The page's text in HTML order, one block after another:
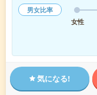
男女比率
女性
気になる!